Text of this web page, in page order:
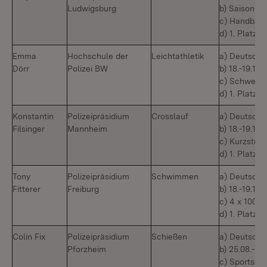
Ludwigsburg
b) Saison
c) Handball
d) 1. Platz
Emma
Dörr
Hochschule der
Polizei BW
Leichtathletik
a)
b) 18.-
c)
d) 1. Platz
Konstantin
Filsinger
Polizeipräsidium
Mannheim
Crosslauf
a)
b) 18.-
c)
d) 1. Platz
Tony
Fitterer
Polizeipräsidium
Freiburg
Schwimmen
a)
b) 18.-
c) 4 x 100m
d) 1. Platz
Colin Fix
Polizeipräsidium
Pforzheim
Schießen
a)
b) 25.08.-
c)